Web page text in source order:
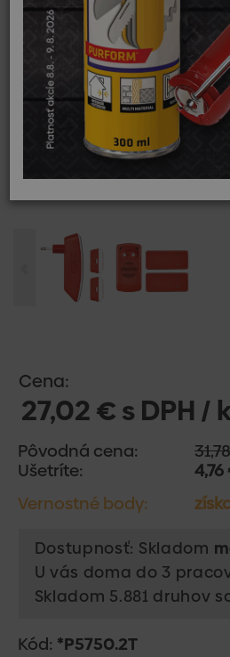
Cena:
27,02 € s DPH /
Pôvodná cena:
Ušetríte:
4,76
Vernostné body:
Dostupnosť: Skladom
U vás doma do 3
Skladom 5.881 druhov
Kód: *P5750.2T